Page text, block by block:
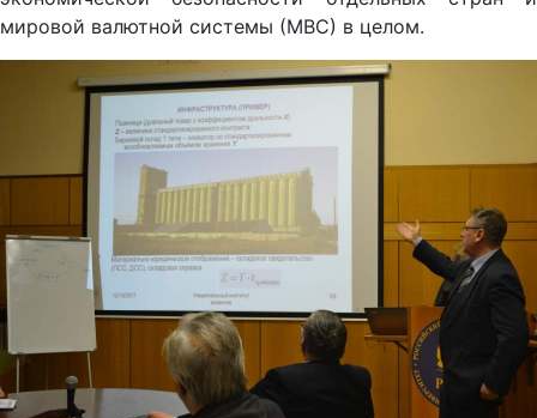
мировой валютной системы (МВС) в целом.